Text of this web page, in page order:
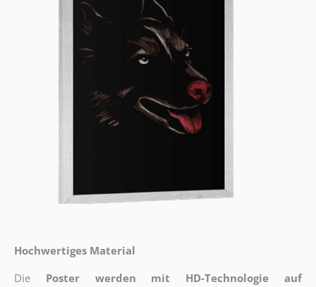
Hochwertiges Material
Die
Poster werden mit HD-Technologie auf